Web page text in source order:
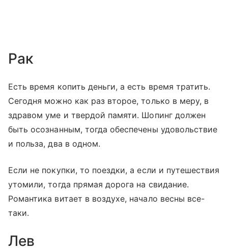
Рак
Есть время копить деньги, а есть время тратить.
Сегодня можно как раз второе, только в меру, в
здравом уме и твердой памяти. Шопинг должен
быть осознанным, тогда обеспечены удовольствие
и польза, два в одном.
Если не покупки, то поездки, а если и путешествия
утомили, тогда прямая дорога на свидание.
Романтика витает в воздухе, начало весны все-
таки.
Лев